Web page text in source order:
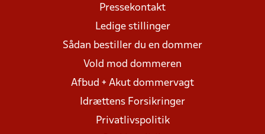
Pressekontakt
Ledige stillinger
Sådan bestiller du en dommer
Vold mod dommeren
Afbud + Akut dommervagt
Idrættens Forsikringer
Privatlivspolitik